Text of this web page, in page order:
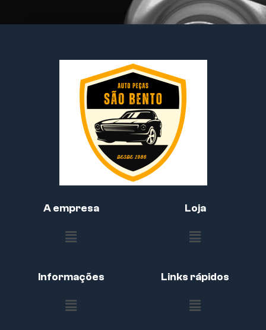
A empresa Loja
Informações Links rápidos